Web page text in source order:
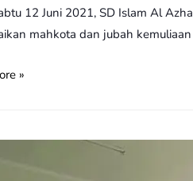
12 Juni 2021, SD Islam Al
mahkota dan jubah
»